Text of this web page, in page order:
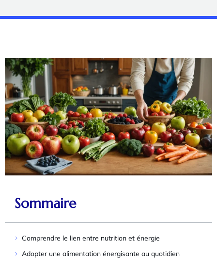
Sommaire
Comprendre le lien entre nutrition et énergie
Adopter une alimentation énergisante au quotidien